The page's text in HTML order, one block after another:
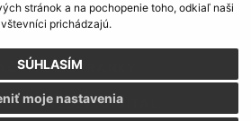
stránok a na pochopenie toho, odkiaľ naši
prichádzajú.
SÚHLASÍM
moje nastavenia
PARTNERI
JEDÁLNY LÍSTOK
CENNÍKY
STRÁNKY
WEBEX.DIGITAL